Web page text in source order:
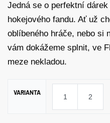
Jedná se o perfektní
hokejového fandu. Ať už
oblíbeného hráče, nebo si
vám dokážeme splnit, ve
meze nekladou.
VARIANTA
1 2